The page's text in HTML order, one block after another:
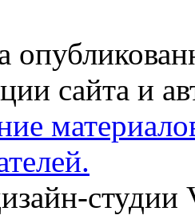
сайта и
студии